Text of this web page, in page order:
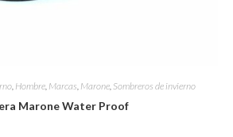
, Hombre, Marcas, Marone, Sombreros de invierno
Marone Water Proof